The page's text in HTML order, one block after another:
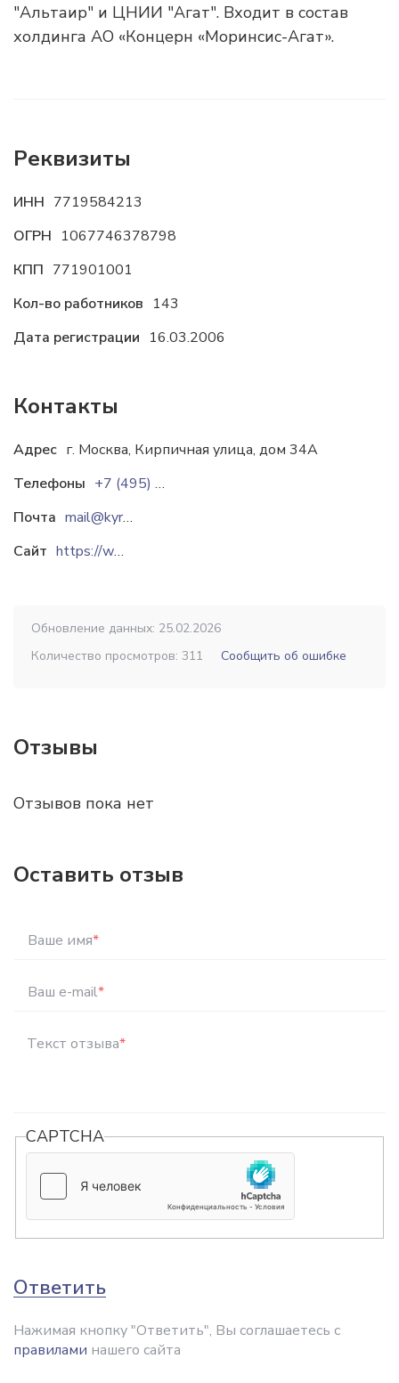
"Альтаир" и ЦНИИ "Агат". ​Входит в состав
холдинга АО «Концерн «Моринсис-Агат».
Реквизиты
ИНН 7719584213
ОГРН 1067746378798
КПП 771901001
Кол-во работников 143
Дата регистрации 16.03.2006
Контакты
Адрес г. Москва, Кирпичная улица, дом 34А
Телефоны
+7 (495) 365-11-53
Почта
mail@kyrs.ru
Сайт
https://www.kyrs.ru
Обновление данных: 25.02.2026
Количество просмотров: 311
Сообщить об ошибке
Отзывы
Отзывов пока нет
Оставить отзыв
Ваше имя*
Ваш e-mail*
Текст отзыва*
CAPTCHA
Ответить
Нажимая кнопку "Ответить", Вы соглашаетесь с
правилами нашего сайта